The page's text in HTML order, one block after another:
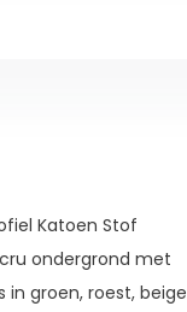
Katoen Stof
ondergrond met
groen, roest, beige